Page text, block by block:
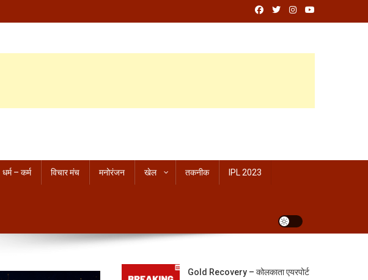
धर्म – कर्म विचार मंच मनोरंजन खेल तकनीक IPL 2023
Gold Recovery – कोलकाता एयरपोर्ट